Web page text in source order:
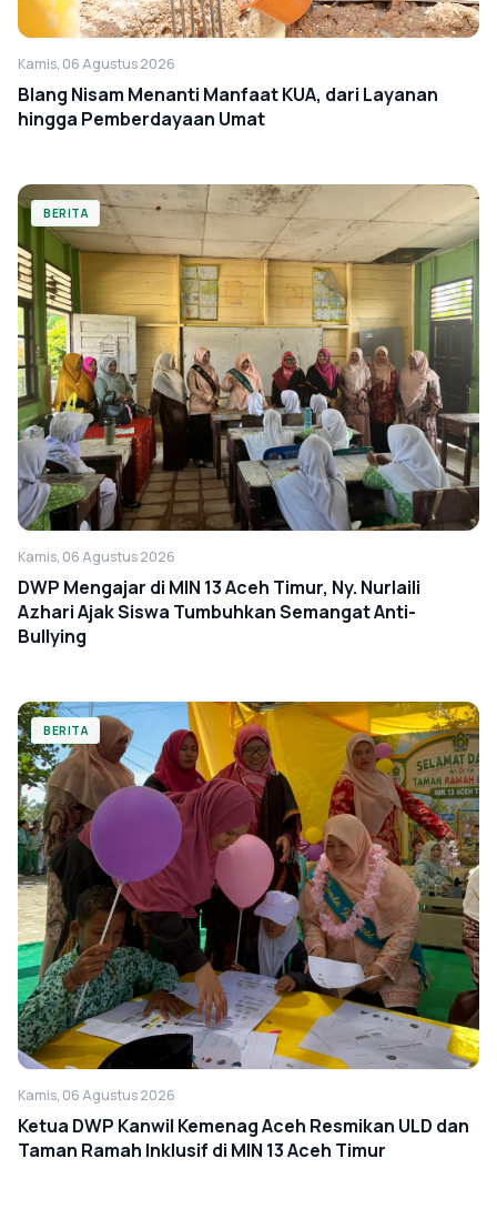
Kamis, 06 Agustus 2026
Blang Nisam Menanti Manfaat KUA, dari Layanan
hingga Pemberdayaan Umat
BERITA
Kamis, 06 Agustus 2026
DWP Mengajar di MIN 13 Aceh Timur, Ny. Nurlaili
Azhari Ajak Siswa Tumbuhkan Semangat Anti-
Bullying
BERITA
Kamis, 06 Agustus 2026
Ketua DWP Kanwil Kemenag Aceh Resmikan ULD dan
Taman Ramah Inklusif di MIN 13 Aceh Timur